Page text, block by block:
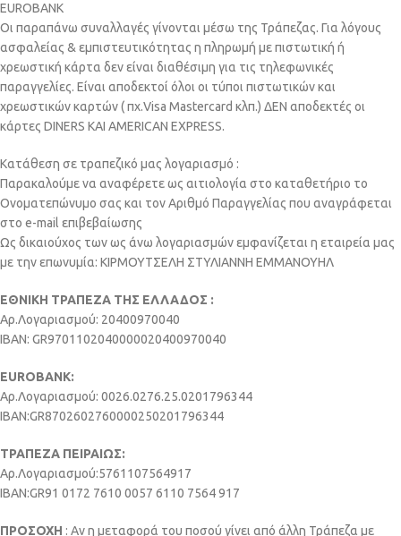
EUROBANK
Οι παραπάνω συναλλαγές γίνονται μέσω της Τράπεζας. Για λόγους
ασφαλείας & εμπιστευτικότητας η πληρωμή με πιστωτική ή
χρεωστική κάρτα δεν είναι διαθέσιμη για τις τηλεφωνικές
παραγγελίες. Είναι αποδεκτοί όλοι οι τύποι πιστωτικών και
χρεωστικών καρτών ( πχ.Visa Mastercard κλπ.) ΔΕΝ αποδεκτές οι
κάρτες DINERS ΚΑΙ AMERICAN EXPRESS.
Κατάθεση σε τραπεζικό μας λογαριασμό :
Παρακαλούμε να αναφέρετε ως αιτιολογία στο καταθετήριο το
Ονοματεπώνυμο σας και τον Αριθμό Παραγγελίας που αναγράφεται
στο e-mail επιβεβαίωσης
Ως δικαιούχος των ως άνω λογαριασμών εμφανίζεται η εταιρεία μας
με την επωνυμία: ΚΙΡΜΟΥΤΣΕΛΗ ΣΤΥΛΙΑΝΝΗ ΕΜΜΑΝΟΥΗΛ
ΕΘΝΙΚΗ ΤΡΑΠΕΖΑ ΤΗΣ ΕΛΛΑΔΟΣ :
Αρ.Λογαριασμού: 20400970040
IBAN: GR9701102040000020400970040
EUROBANK:
Αρ.Λογαριασμού: 0026.0276.25.0201796344
ΙΒΑΝ:GR8702602760000250201796344
ΤΡΑΠΕΖΑ ΠΕΙΡΑΙΩΣ:
Αρ.Λογαριασμού:5761107564917
IBAN:GR91 0172 7610 0057 6110 7564 917
ΠΡΟΣΟΧΗ : Αν η μεταφορά του ποσού γίνει από άλλη Τράπεζα με